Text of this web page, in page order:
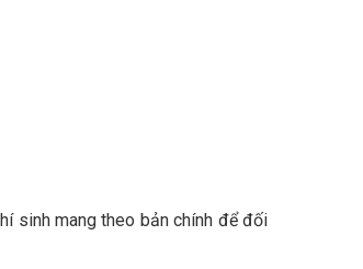
sinh mang theo bản chính để đối